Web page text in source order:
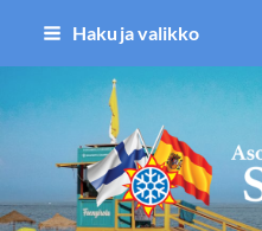
Siirry
sivun
sisältöön
Haku ja valikko